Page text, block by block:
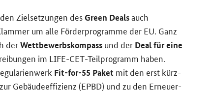
Ziel­set­zun­gen des Green Dealsauch
um alle För­der­pro­gram­me der EU. Ganz
derWett­be­werbs­kom­pass und der Deal für eine
im LIFE-CET-​Teilprogramm haben.
Fit-for-55 Paket mit den erst kürz­
Ge­bäu­de­ef­fi­zi­enz (EPBD) und zu den Er­neu­er­